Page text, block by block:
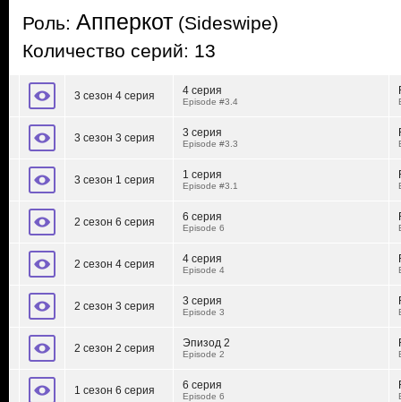
Роль: Апперкот (Sideswipe)
Количество серий: 13
3 сезон 4 серия 4 серия
Episode #3.4
3 сезон 3 серия 3 серия
Episode #3.3
3 сезон 1 серия 1 серия
Episode #3.1
2 сезон 6 серия 6 серия
Episode 6
2 сезон 4 серия 4 серия
Episode 4
2 сезон 3 серия 3 серия
Episode 3
2 сезон 2 серия Эпизод 2
Episode 2
1 сезон 6 серия 6 серия
Episode 6